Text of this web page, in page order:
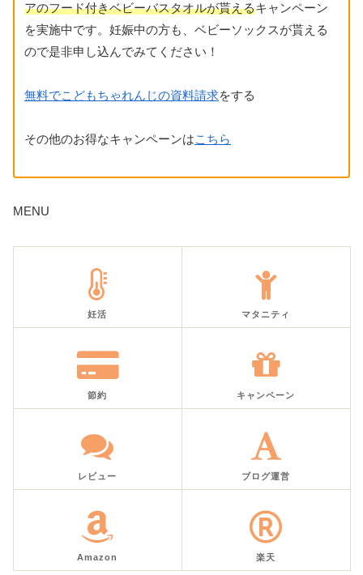
アのフード付きベビーバスタオルが貰えるキャンペーン
を実施中です。妊娠中の方も、ベビーソックスが貰える
ので是非申し込んでみてください！
無料でこどもちゃれんじの資料請求をする
その他のお得なキャンペーンはこちら
MENU
妊活 マタニティ
節約 キャンペーン
レビュー ブログ運営
Amazon 楽天